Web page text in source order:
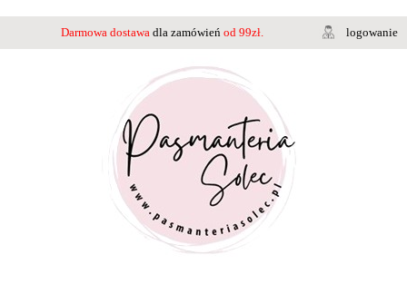
Darmowa dostawa dla zamówień od 99zł. logowanie